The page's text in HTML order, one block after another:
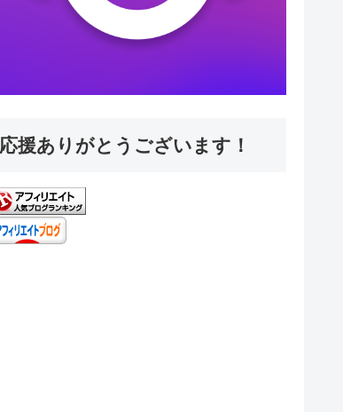
応援ありがとうございます！